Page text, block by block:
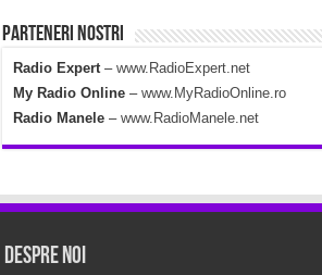
Parteneri Nostri
Radio Expert –www.RadioExpert.net
My Radio Online –www.MyRadioOnline.ro
Radio Manele–www.RadioManele.net
Despre Noi